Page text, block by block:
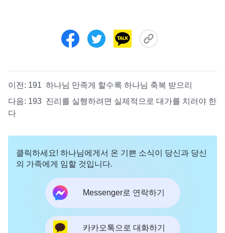
이전: 191 하나님 만족게 할수록 하나님 축복 받으리
다음: 193 진리를 실행하려면 실제적으로 대가를 치러야 한
다
클릭하세요! 하나님에게서 온 기쁜 소식이 당신과 당신
의 가족에게 임할 것입니다.
Messenger로 연락하기
카카오톡으로 대화하기